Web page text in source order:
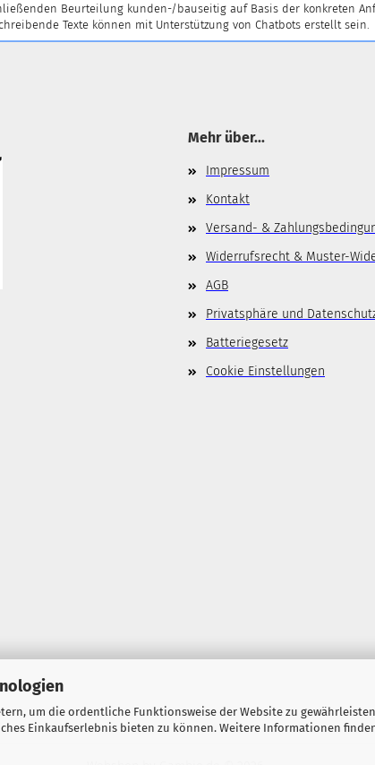
um die ordentliche Funktionsweise der Website zu
Einkaufserlebnis bieten zu können. Weitere Informationen
Beurteilung kunden-/bauseitig auf Basis der konkreten
Texte können mit Unterstützung von Chatbots erstellt sein.
Mehr über...
Impressum
Kontakt
Versand- &
Widerrufsrecht & Muster-
AGB
Privatsphäre und
Batteriegesetz
Cookie Einstellungen